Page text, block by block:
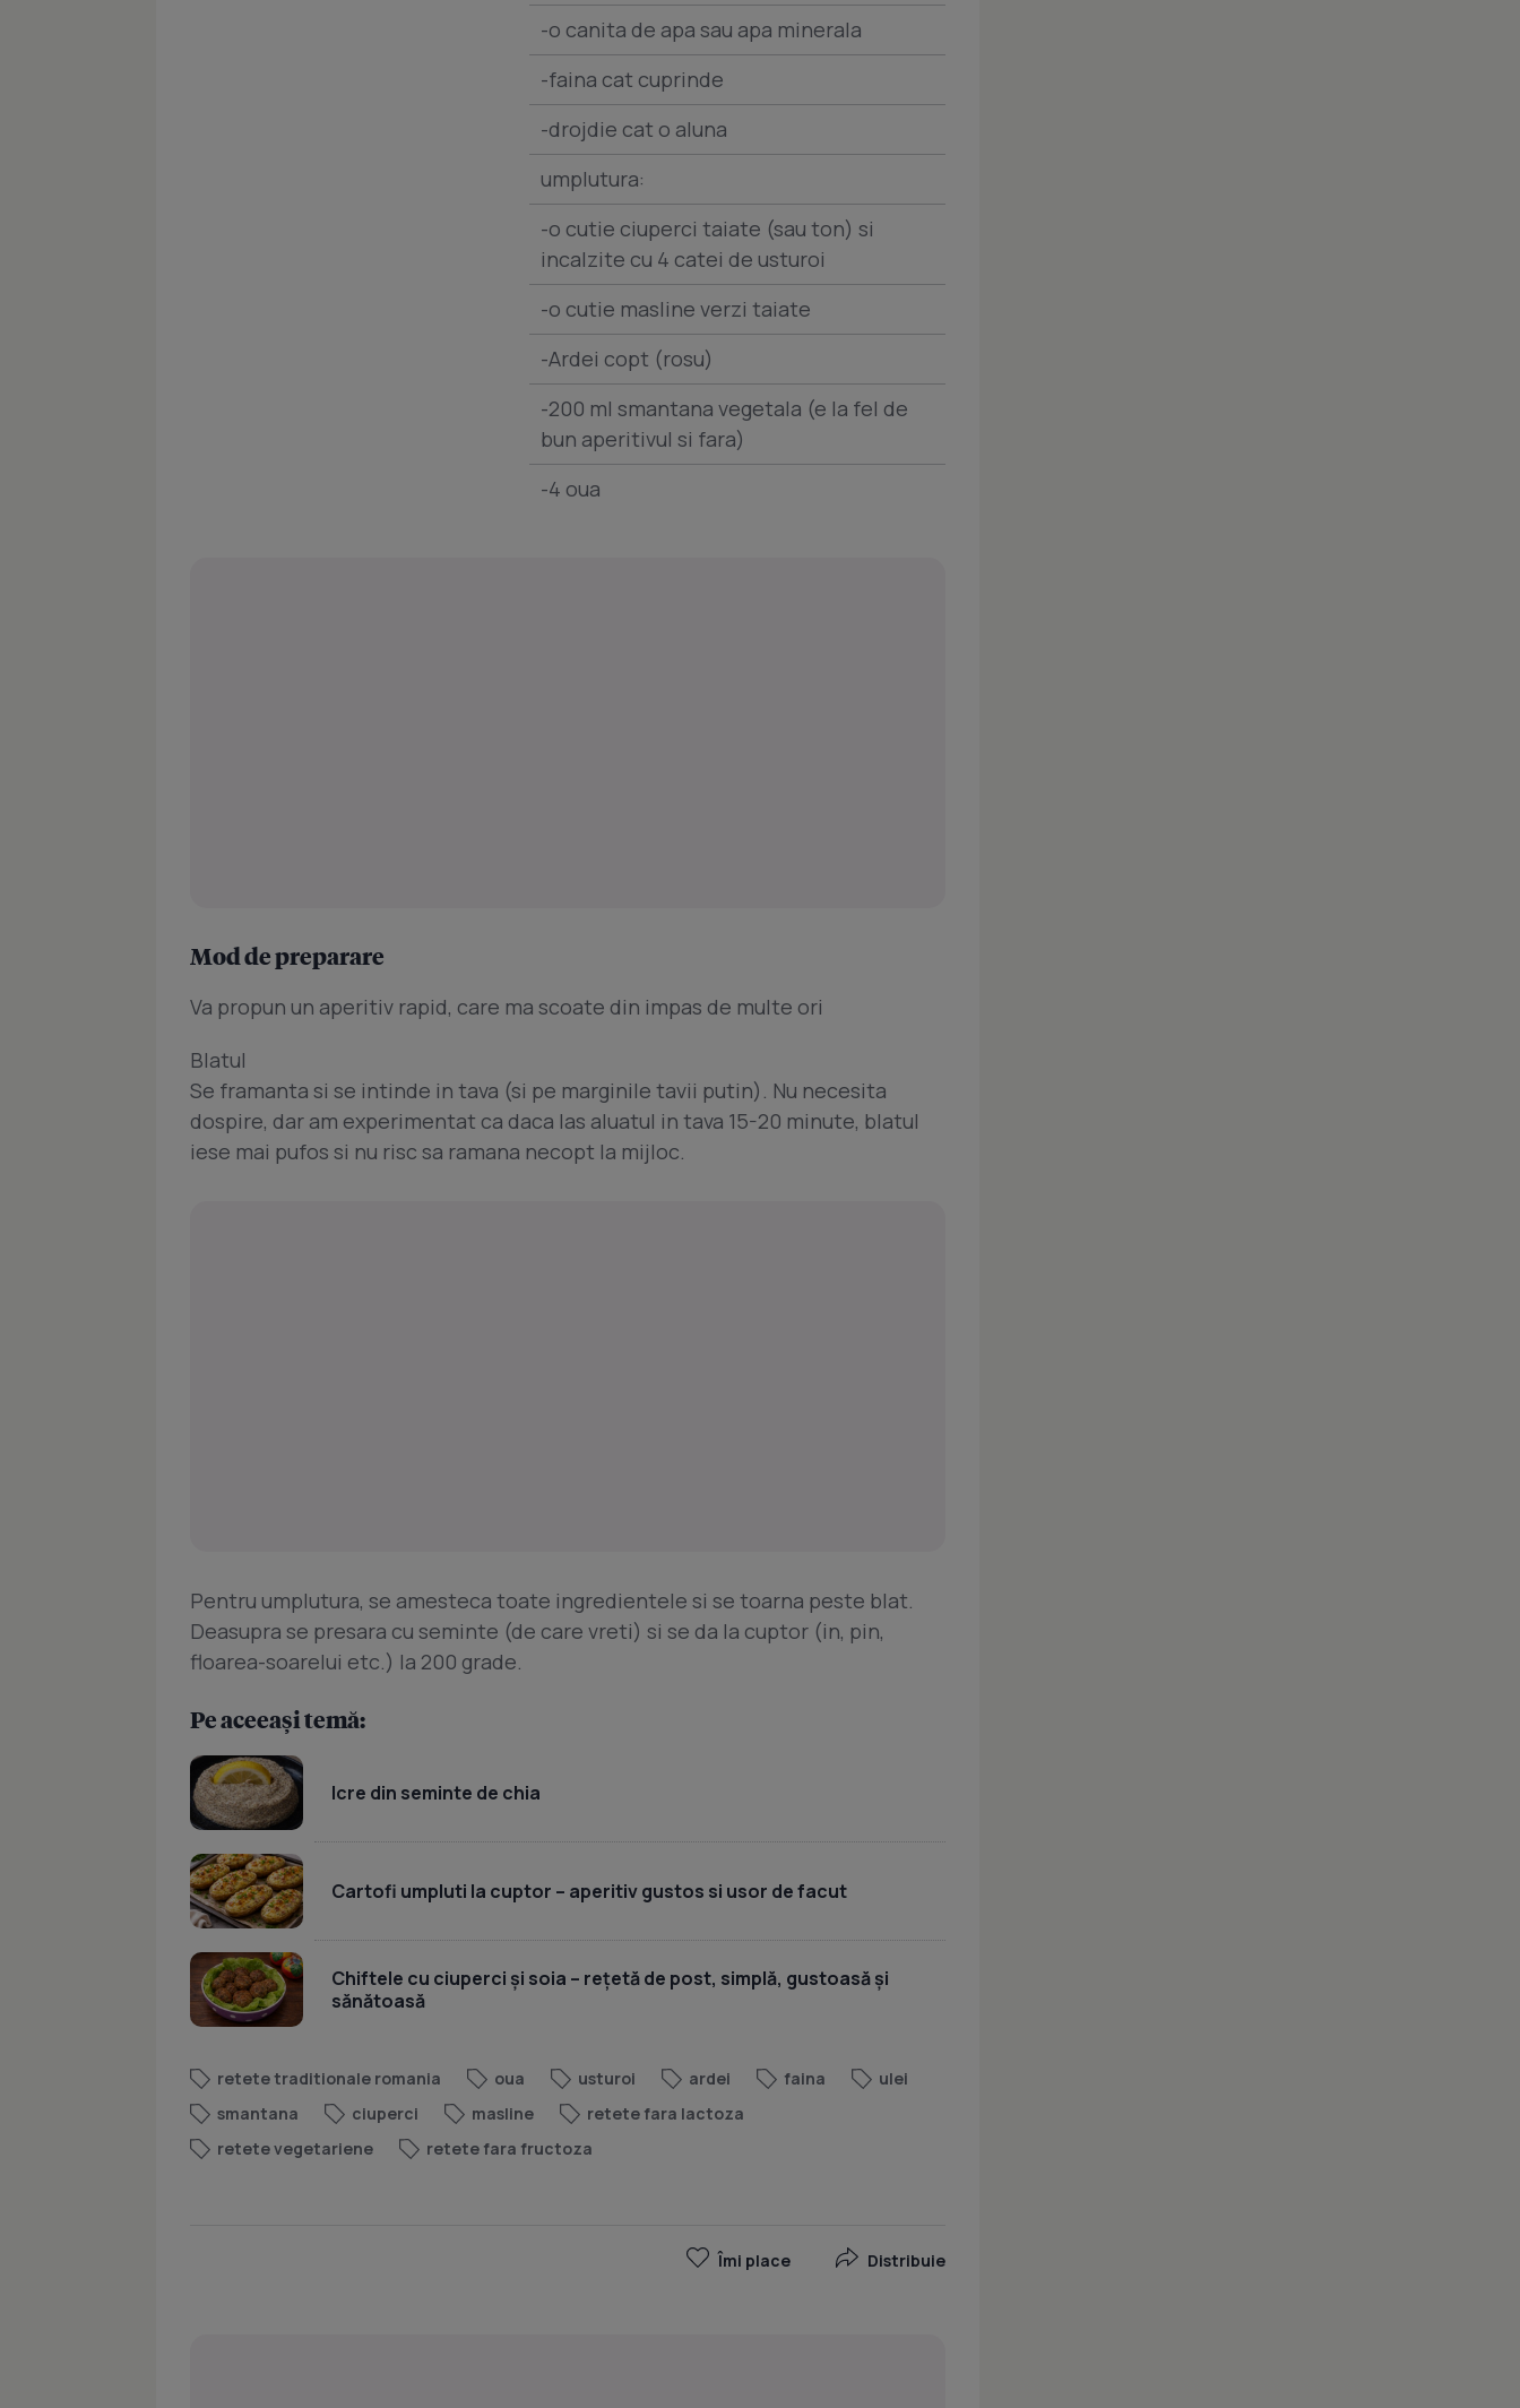
-o canita de apa sau apa minerala
-faina cat cuprinde
-drojdie cat o aluna
umplutura:
-o cutie ciuperci taiate (sau ton) si
incalzite cu 4 catei de usturoi
-o cutie masline verzi taiate
-Ardei copt (rosu)
-200 ml smantana vegetala (e la fel de
bun aperitivul si fara)
-4 oua
Mod de preparare
Va propun un aperitiv rapid, care ma scoate din impas de multe ori
Blatul
Se framanta si se intinde in tava (si pe marginile tavii putin). Nu necesita
dospire, dar am experimentat ca daca las aluatul in tava 15-20 minute, blatul
iese mai pufos si nu risc sa ramana necopt la mijloc.
Pentru umplutura, se amesteca toate ingredientele si se toarna peste blat.
Deasupra se presara cu seminte (de care vreti) si se da la cuptor (in, pin,
floarea-soarelui etc.) la 200 grade.
Pe aceeași temă:
Icre din seminte de chia
Cartofi umpluti la cuptor – aperitiv gustos si usor de facut
Chiftele cu ciuperci și soia – rețetă de post, simplă, gustoasă și
sănătoasă
retete traditionale romania oua usturoi ardei faina
ulei
smantana
ciuperci masline
retete fara lactoza
retete vegetariene
retete fara fructoza
Îmi place Distribuie